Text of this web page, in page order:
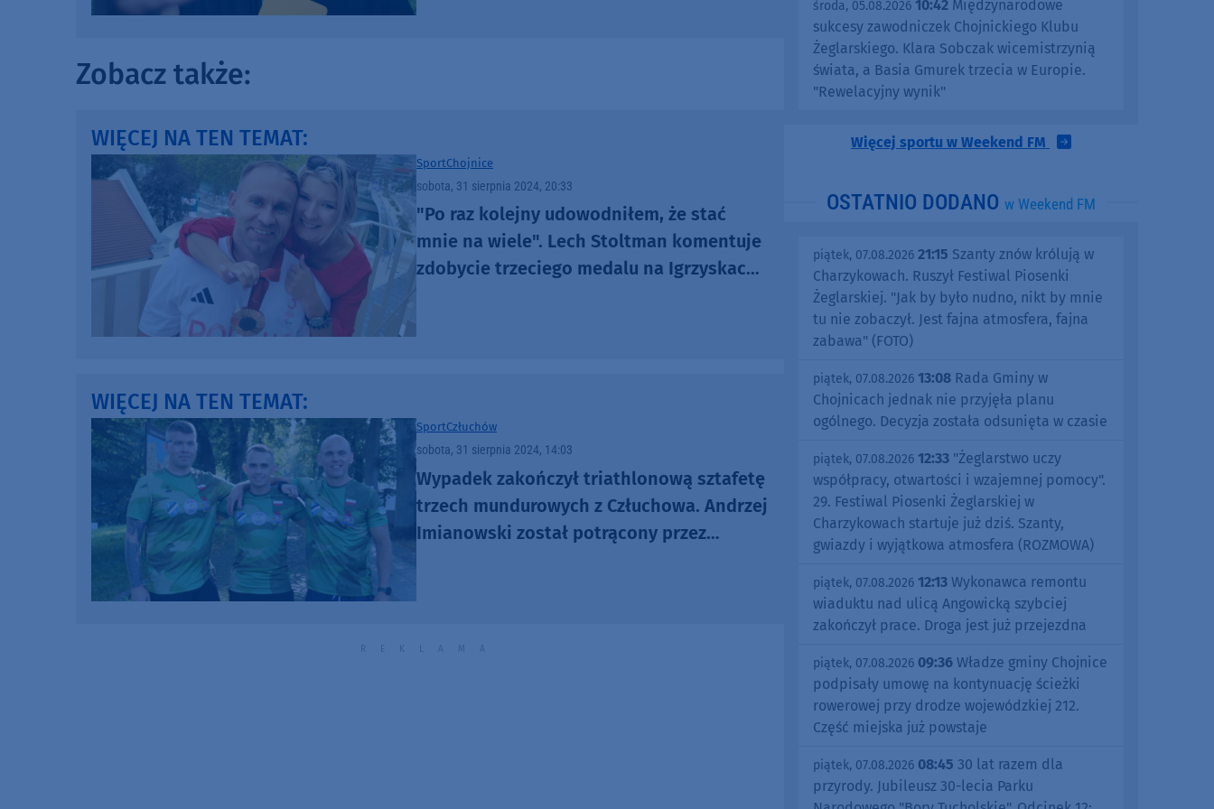
Zobacz także:
WIĘCEJ NA TEN TEMAT:
SportChojnice
sobota, 31 sierpnia 2024, 20:33
"Po raz kolejny udowodniłem, że stać
mnie na wiele". Lech Stoltman komentuje
zdobycie trzeciego medalu na Igrzyskach
WIĘCEJ NA TEN TEMAT:
SportCzłuchów
sobota, 31 sierpnia 2024, 14:03
Wypadek zakończył triathlonową sztafetę
trzech mundurowych z Człuchowa. Andrzej
Imianowski został potrącony przez
środa, 05.08.2026 10:42 Międzynarodowe
sukcesy zawodniczek Chojnickiego Klubu
Żeglarskiego. Klara Sobczak wicemistrzynią
świata, a Basia Gmurek trzecia w Europie.
"Rewelacyjny wynik"
Więcej sportu w Weekend FM
OSTATNIO DODANO w Weekend FM
piątek, 07.08.2026 21:15 Szanty znów królują w
Charzykowach. Ruszył Festiwal Piosenki
Żeglarskiej. "Jak by było nudno, nikt by mnie
tu nie zobaczył. Jest fajna atmosfera, fajna
zabawa" (FOTO)
piątek, 07.08.2026 13:08 Rada Gminy w
Chojnicach jednak nie przyjęła planu
ogólnego. Decyzja została odsunięta w czasie
piątek, 07.08.2026 12:33 "Żeglarstwo uczy
współpracy, otwartości i wzajemnej pomocy".
29. Festiwal Piosenki Żeglarskiej w
Charzykowach startuje już dziś. Szanty,
gwiazdy i wyjątkowa atmosfera (ROZMOWA)
piątek, 07.08.2026 12:13 Wykonawca remontu
wiaduktu nad ulicą Angowicką szybciej
zakończył prace. Droga jest już przejezdna
piątek, 07.08.2026 09:36 Władze gminy Chojnice
podpisały umowę na kontynuację ścieżki
rowerowej przy drodze wojewódzkiej 212.
Część miejska już powstaje
piątek, 07.08.2026 08:45 30 lat razem dla
przyrody. Jubileusz 30-lecia Parku